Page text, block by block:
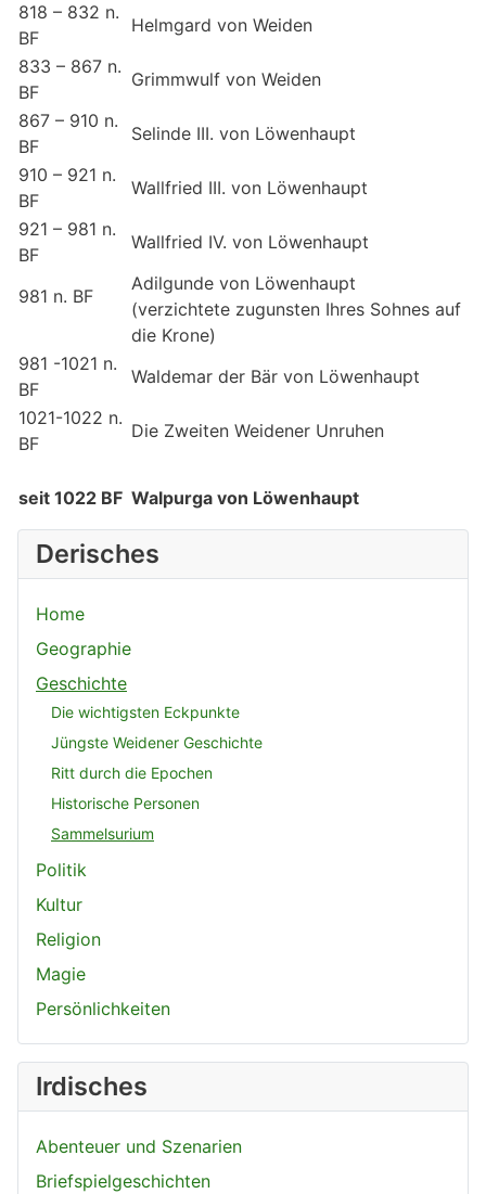
Derisches
Home
Geographie
Geschichte
Die wichtigsten Eckpunkte
Jüngste Weidener Geschichte
Ritt durch die Epochen
Historische Personen
Sammelsurium
Politik
Kultur
Religion
Magie
Persönlichkeiten
Irdisches
Abenteuer und Szenarien
Briefspielgeschichten
818 – 832 n.
BF
Helmgard von Weiden
833 – 867 n.
BF
Grimmwulf von Weiden
867 – 910 n.
BF
Selinde III. von Löwenhaupt
910 – 921 n.
BF
Wallfried III. von Löwenhaupt
921 – 981 n.
BF
Wallfried IV. von Löwenhaupt
981 n. BF
Adilgunde von Löwenhaupt
(verzichtete zugunsten Ihres Sohnes auf
die Krone)
981 -1021 n.
BF
Waldemar der Bär von Löwenhaupt
1021-1022 n.
BF
Die Zweiten Weidener Unruhen
seit 1022 BF Walpurga von Löwenhaupt